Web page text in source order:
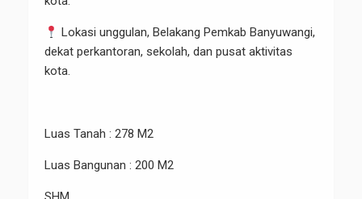
Lokasi unggulan, Belakang Pemkab Banyuwangi,
dekat perkantoran, sekolah, dan pusat aktivitas
kota.
Luas Tanah : 278 M2
Luas Bangunan : 200 M2